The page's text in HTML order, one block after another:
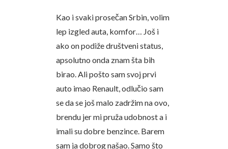
Kao i svaki prosečan Srbin, volim
lep izgled auta, komfor… Još i
ako on podiže društveni status,
apsolutno onda znam šta bih
birao. Ali pošto sam svoj prvi
auto imao Renault, odlučio sam
se da se još malo zadržim na ovo,
brendu jer mi pruža udobnost a i
imali su dobre benzince. Barem
sam ja dobrog našao. Samo što